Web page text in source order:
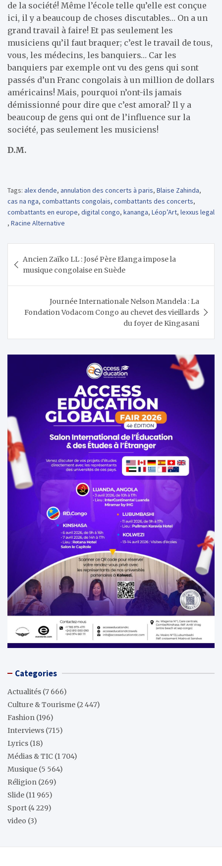
de la société! Même l’école telle qu’elle est conçue
ici, il y a beaucoup de choses discutables… On a un
grand travail à faire! Et pas seulement les
musiciens qu’il faut braquer; c’est le travail de tous,
vous, les médecins, les banquiers… Car les
banquiers par exemple ont vu des gens qui sont
passés d’un Franc congolais à un million de dollars
américains! Mais, pourquoi n’ont-ils jamais
démissionné pour dire que c’est amoral? Il y a
beaucoup de gens qui ont de l’influence sur la
société, pas seulement les musiciens!
D.M.
Tags: alex dende, annulation des concerts à paris, Blaise Zahinda,
cas na nga, combattants congolais, combattants des concerts,
combattants en europe, digital congo, kananga, Léop’Art, lexxus legal
, Racine Alternative
de
l’article
Ancien Zaïko LL : José Père Elanga impose la
musique congolaise en Suède
Journée Internationale Nelson Mandela : La
Fondation Vodacom Congo au chevet des vieillards
du foyer de Kingasani
Categories
Actualités (7 666)
Culture & Tourisme (2 447)
Fashion (196)
Interviews (715)
Lyrics (18)
Médias & TIC (1 704)
Musique (5 564)
Réligion (269)
Slide (11 965)
Sport (4 229)
video (3)